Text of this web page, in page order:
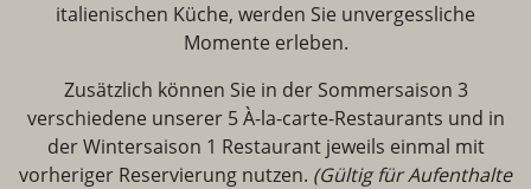
italienischen Küche, werden Sie unvergessliche
Momente erleben.
Zusätzlich können Sie in der Sommersaison 3
verschiedene unserer 5 À-la-carte-Restaurants und in
der Wintersaison 1 Restaurant jeweils einmal mit
vorheriger Reservierung nutzen. (Gültig für Aufenthalte